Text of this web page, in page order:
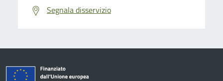
Segnala disservizio